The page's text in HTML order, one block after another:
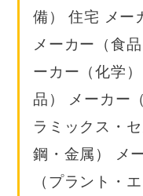
備） 住宅 メー
メーカー（食
ーカー（化学
品） メーカー
ラミックス・
鋼・金属） メ
（プラント・